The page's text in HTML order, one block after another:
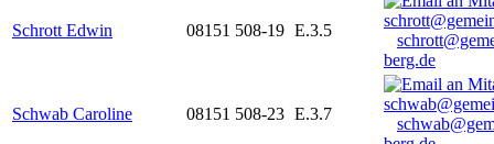
Schrott Edwin 08151 508-19 E.3.5
berg.de
Schwab Caroline 08151 508-23 E.3.7